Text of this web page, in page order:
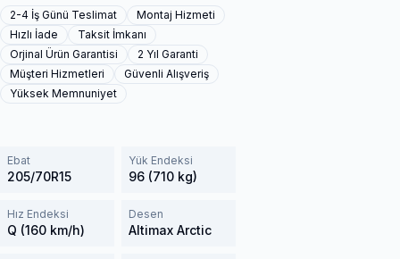
2-4 İş Günü Teslimat
Montaj Hizmeti
Hızlı İade
Taksit İmkanı
Orjinal Ürün Garantisi
2 Yıl Garanti
Müşteri Hizmetleri
Güvenli Alışveriş
Yüksek Memnuniyet
Ebat
205/70R15
Yük Endeksi
96 (710 kg)
Hız Endeksi
Q (160 km/h)
Desen
Altimax Arctic